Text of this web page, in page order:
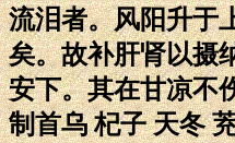
流泪者。风阳升于
矣。故补肝肾以摄
安下。其在甘凉不
制首乌 杞子 天冬